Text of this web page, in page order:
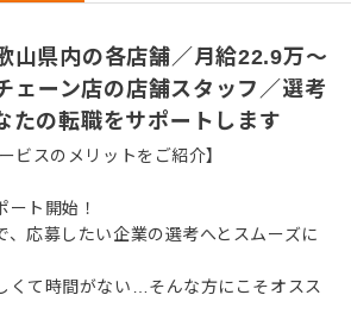
山県内の各店舗／月給22.9万～
ェーン店の店舗スタッフ／選考
たの転職をサポートします
ビスのメリットをご紹介】
ト開始！
、応募したい企業の選考へとスムーズに
くて時間がない…そんな方にこそオスス